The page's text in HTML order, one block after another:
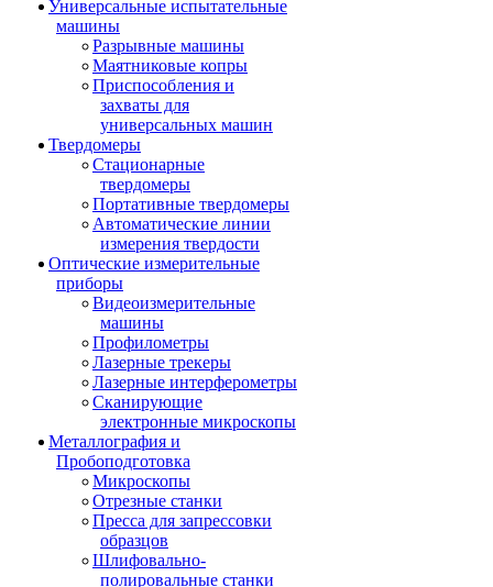
Универсальные испытательные
машины
Разрывные машины
Маятниковые копры
Приспособления и
захваты для
универсальных машин
Твердомеры
Стационарные
твердомеры
Портативные твердомеры
Автоматические линии
измерения твердости
Оптические измерительные
приборы
Видеоизмерительные
машины
Профилометры
Лазерные трекеры
Лазерные интерферометры
Сканирующие
электронные микроскопы
Металлография и
Пробоподготовка
Микроскопы
Отрезные станки
Пресса для запрессовки
образцов
Шлифовально-
полировальные станки